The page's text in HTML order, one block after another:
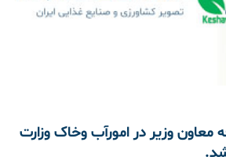
معاون وزیر در امورآب وخاک وزارت